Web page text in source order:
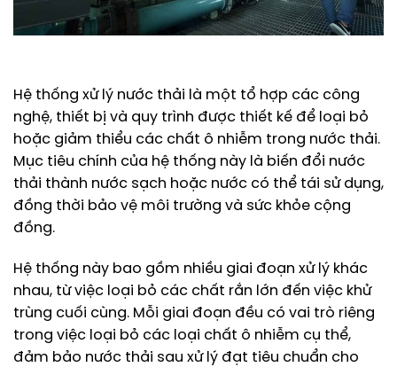
Hệ thống xử lý nước thải là một tổ hợp các công
nghệ, thiết bị và quy trình được thiết kế để loại bỏ
hoặc giảm thiểu các chất ô nhiễm trong nước thải.
Mục tiêu chính của hệ thống này là biến đổi nước
thải thành nước sạch hoặc nước có thể tái sử dụng,
đồng thời bảo vệ môi trường và sức khỏe cộng
đồng.
Hệ thống này bao gồm nhiều giai đoạn xử lý khác
nhau, từ việc loại bỏ các chất rắn lớn đến việc khử
trùng cuối cùng. Mỗi giai đoạn đều có vai trò riêng
trong việc loại bỏ các loại chất ô nhiễm cụ thể,
đảm bảo nước thải sau xử lý đạt tiêu chuẩn cho